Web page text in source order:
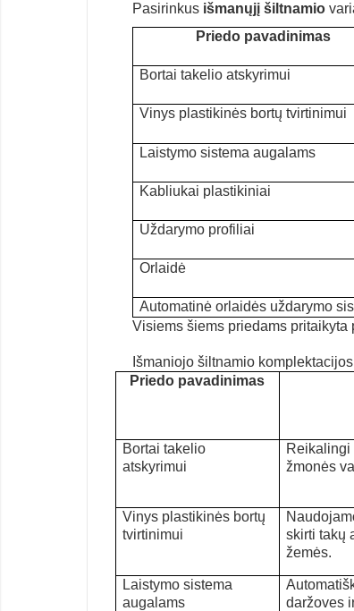
Pasirinkus išmanųjį šiltnamio
Priedo pavadinimas
Bortai takelio atskyrimui
Vinys plastikinės bortų tvirtinimui
Laistymo sistema augalams
Kabliukai plastikiniai
Uždarymo profiliai
Orlaidė
Automatinė orlaidės uždarymo
Visiems šiems priedams pritaikyta
Išmaniojo šiltnamio
Priedo pavadinimas
Bortai takelio
atskyrimui
Reikalingi
žmonės
Vinys plastikinėsbortų
tvirtinimui
skirti takų
žemės.
Laistymo sistema
augalams
daržoves